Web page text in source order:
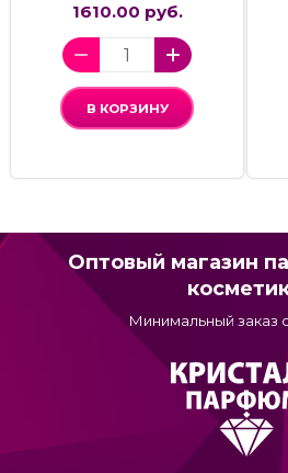
1610.00 руб.
В КОРЗИНУ
Оптовый магазин
Минимальный заказ